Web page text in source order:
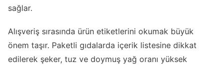
sağlar.
Alışveriş sırasında ürün etiketlerini okumak büyük
önem taşır. Paketli gıdalarda içerik listesine dikkat
edilerek şeker, tuz ve doymuş yağ oranı yüksek